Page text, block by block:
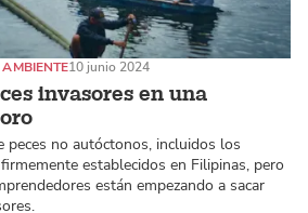
invasores en una
AMBIENTE10 junio 2024
peces no autóctonos, incluidos los
establecidos en Filipinas, pero
están empezando a sacar